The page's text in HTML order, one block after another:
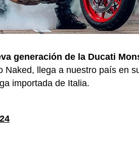
generación de la Ducati
Naked, llega a nuestro país en
importada de Italia.